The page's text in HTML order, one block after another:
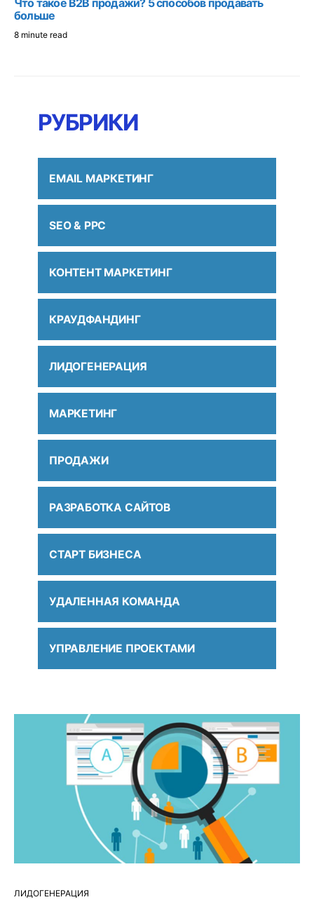
Что такое B2B продажи? 5 способов продавать
больше
8 minute read
РУБРИКИ
EMAIL МАРКЕТИНГ
SEO & PPC
КОНТЕНТ МАРКЕТИНГ
КРАУДФАНДИНГ
ЛИДОГЕНЕРАЦИЯ
МАРКЕТИНГ
ПРОДАЖИ
РАЗРАБОТКА САЙТОВ
СТАРТ БИЗНЕСА
УДАЛЕННАЯ КОМАНДА
УПРАВЛЕНИЕ ПРОЕКТАМИ
ЛИДОГЕНЕРАЦИЯ